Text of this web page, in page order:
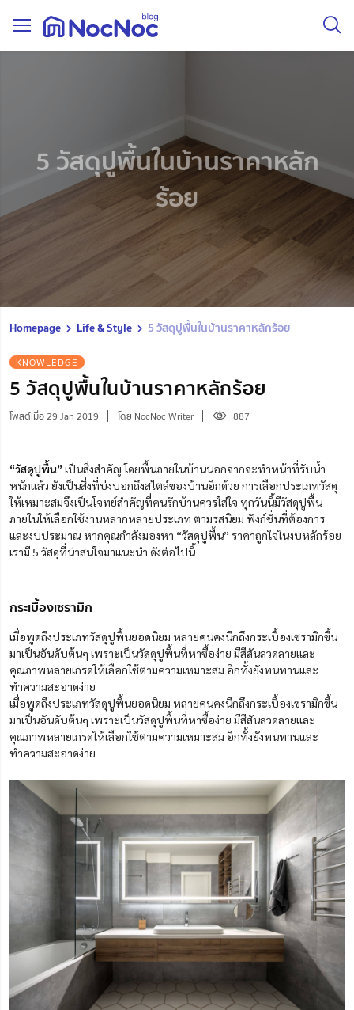
5 วัสดุปูพื้นในบ้านราคาหลัก
ร้อย
Homepage Life & Style 5 วัสดุปูพื้นในบ้านราคาหลักร้อย
KNOWLEDGE
5 วัสดุปูพื้นในบ้านราคาหลักร้อย
โพสต์เมื่อ 29 Jan 2019 โดย NocNoc Writer 887
“วัสดุปูพื้น”เป็นสิ่งสำคัญ โดยพื้นภายในบ้านนอกจากจะทำหน้าที่รับน้ำ
หนักแล้ว ยังเป็นสิ่งที่บ่งบอกถึงสไตล์ของบ้านอีกด้วย การเลือกประเภทวัสดุ
ให้เหมาะสมจึงเป็นโจทย์สำคัญที่คนรักบ้านควรใส่ใจ ทุกวันนี้มีวัสดุปูพื้น
ภายในให้เลือกใช้งานหลากหลายประเภท ตามรสนิยม ฟังก์ชั่นที่ต้องการ
และงบประมาณ หากคุณกำลังมองหา “วัสดุปูพื้น” ราคาถูกใจในงบหลักร้อย
เรามี 5 วัสดุที่น่าสนใจมาแนะนำ ดังต่อไปนี้
กระเบื้องเซรามิก
เมื่อพูดถึงประเภทวัสดุปูพื้นยอดนิยม หลายคนคงนึกถึงกระเบื้องเซรามิกขึ้น
มาเป็นอันดับต้นๆ เพราะเป็นวัสดุปูพื้นที่หาซื้อง่าย มีสีสันลวดลายและ
คุณภาพหลายเกรดให้เลือกใช้ตามความเหมาะสม อีกทั้งยังทนทานและ
ทำความสะอาดง่าย
เมื่อพูดถึงประเภทวัสดุปูพื้นยอดนิยม หลายคนคงนึกถึงกระเบื้องเซรามิกขึ้น
มาเป็นอันดับต้นๆ เพราะเป็นวัสดุปูพื้นที่หาซื้อง่าย มีสีสันลวดลายและ
คุณภาพหลายเกรดให้เลือกใช้ตามความเหมาะสม อีกทั้งยังทนทานและ
ทำความสะอาดง่าย